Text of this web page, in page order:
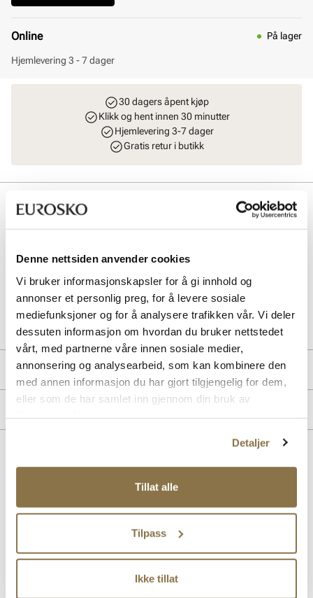
Denne nettsiden anvender cookies
Vi bruker informasjonskapsler for å gi innhold og
annonser et personlig preg, for å levere sosiale
mediefunksjoner og for å analysere trafikken vår. Vi deler
dessuten informasjon om hvordan du bruker nettstedet
vårt, med partnerne våre innen sosiale medier,
annonsering og analysearbeid, som kan kombinere den
med annen informasjon du har gjort tilgjengelig for dem,
eller som de har samlet inn gjennom din bruk av
Detaljer
Tillat alle
Tilpass
Ikke tillat
Online På lager
Hjemlevering 3 - 7 dager
30 dagers åpent kjøp
Klikk og hent innen 30 minutter
Hjemlevering 3-7 dager
Gratis retur i butikk
Beskrivelse
Praktisk nett i myk tekstil jeans fra Stockholm Design Group. Romslig
toppen. Her får du plass til det meste, perfekt hverdagsfavoritt! L =
8021
Produktdetaljer
Overdel: Textil
Lignende produkter